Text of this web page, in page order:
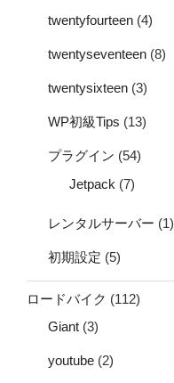
twentyfourteen (4)
twentyseventeen (8)
twentysixteen (3)
WP初級Tips (13)
プラグイン (54)
Jetpack (7)
レンタルサーバー (1)
初期設定 (5)
ロードバイク (112)
Giant (3)
youtube (2)